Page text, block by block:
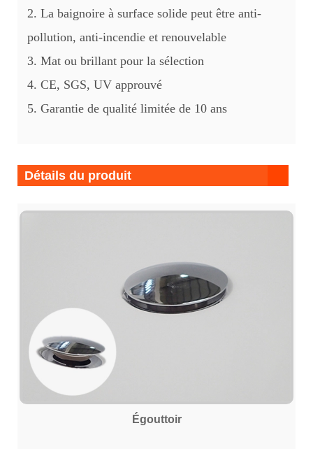
2. La baignoire à surface solide peut être anti-
pollution, anti-incendie et renouvelable
3. Mat ou brillant pour la sélection
4. CE, SGS, UV approuvé
5. Garantie de qualité limitée de 10 ans
Détails du produit
Égouttoir